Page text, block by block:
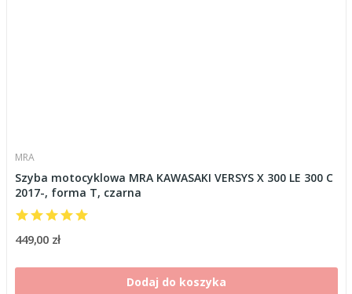
MRA
Szyba motocyklowa MRA KAWASAKI VERSYS X 300 LE 300 C
2017-, forma T, czarna
449,00 zł
Dodaj do koszyka